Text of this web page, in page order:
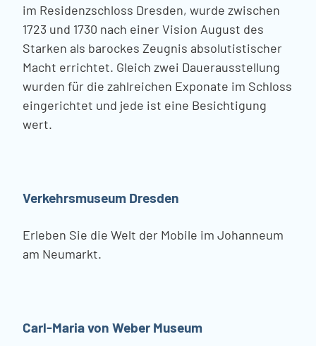
im Residenzschloss Dresden, wurde zwischen
1723 und 1730 nach einer Vision August des
Starken als barockes Zeugnis absolutistischer
Macht errichtet. Gleich zwei Dauerausstellung
wurden für die zahlreichen Exponate im Schloss
eingerichtet und jede ist eine Besichtigung
wert.
Verkehrsmuseum Dresden
Erleben Sie die Welt der Mobile im Johanneum
am Neumarkt.
Carl-Maria von Weber Museum